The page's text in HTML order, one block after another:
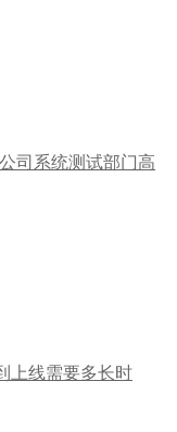
司系统测试部门高
上线需要多长时